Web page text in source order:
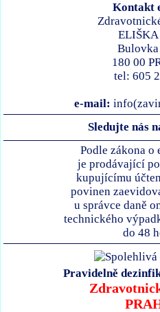
Kontakt
ELIŠKA
180 00
tel: 605
e-mail:
Sledujte nás
Podle zákona o
je prodávající
kupujícímu
povinen
u správce daně
technického
do 48
Pravidelně